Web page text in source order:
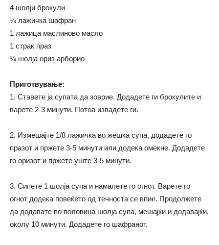
4 шолји брокули
¼ лажичка шафран
1 лажица маслиново масло
1 страк праз
¾ шолја ориз арборио
Приготвување:
1. Ставете ја супата да зоврие. Додадете ги брокулите и
варете 2-3 минути. Потоа извадете ги.
2. Измешајте 1/8 лажичка во жешка супа, додадете го
празот и пржете 3-5 минути или додека омекне. Додадете
го оризот и пржете уште 3-5 минути.
3. Сипете 1 шолја супа и намалете го огнот. Варете го
огнот додека повеќето од течноста се впие. Продолжете
да додавате по половина шолја супа, мешајќи и додавајќи,
околу 10 минути. Додадете го шафранот.